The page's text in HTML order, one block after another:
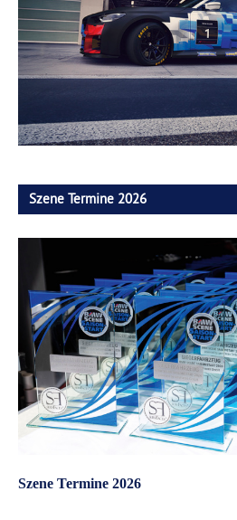
Szene Termine 2026
Szene Termine 2026